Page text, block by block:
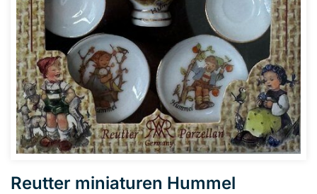
Reutter miniaturen Hummel